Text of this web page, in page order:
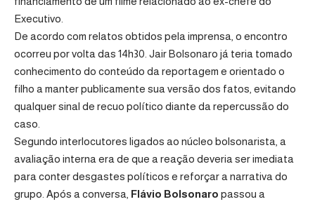
Executivo.
De acordo com relatos obtidos pela imprensa, o encontro
ocorreu por volta das 14h30. Jair Bolsonaro já teria tomado
conhecimento do conteúdo da reportagem e orientado o
filho a manter publicamente sua versão dos fatos, evitando
qualquer sinal de recuo político diante da repercussão do
caso.
Segundo interlocutores ligados ao núcleo bolsonarista, a
avaliação interna era de que a reação deveria ser imediata
para conter desgastes políticos e reforçar a narrativa do
grupo. Após a conversa, Flávio Bolsonaro passou a